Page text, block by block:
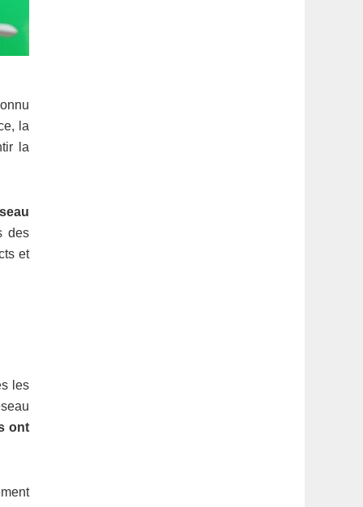
la
la
des
et
les
ont